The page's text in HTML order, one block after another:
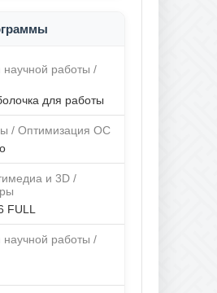
работы /
для работы
/ Оптимизация ОС
и 3D /
FULL
работы /